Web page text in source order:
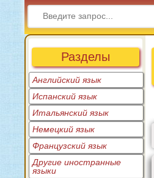
Разделы
Английский язык
Испанский язык
Итальянский язык
Немецкий язык
Французский язык
Другие иностранные
языки